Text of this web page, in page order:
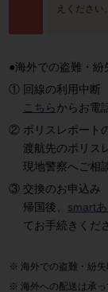
えください。
●海外での盗難・紛
回線の利用中断
こちらからお電
ポリスレポート
渡航先のポリス
現地警察へご相
交換のお申込み
帰国後、 smart
てお手続きくだ
海外での盗難・紛
海外への配送は承っ